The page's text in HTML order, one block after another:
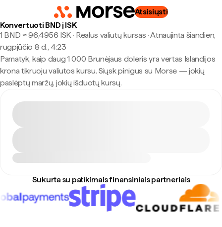
Atsisiųsti
Konvertuoti BND į ISK
1 BND ≈ 96,4956 ISK · Realus valiutų kursas ·Atnaujinta šiandien,
rugpjūčio 8 d., 4:23
Pamatyk, kaip daug 1 000 Brunėjaus doleris yra vertas Islandijos
krona tikruoju valiutos kursu. Siųsk pinigus su Morse — jokių
paslėptų maržų, jokių išduotų kursų.
Sukurta su patikimais finansiniais partneriais